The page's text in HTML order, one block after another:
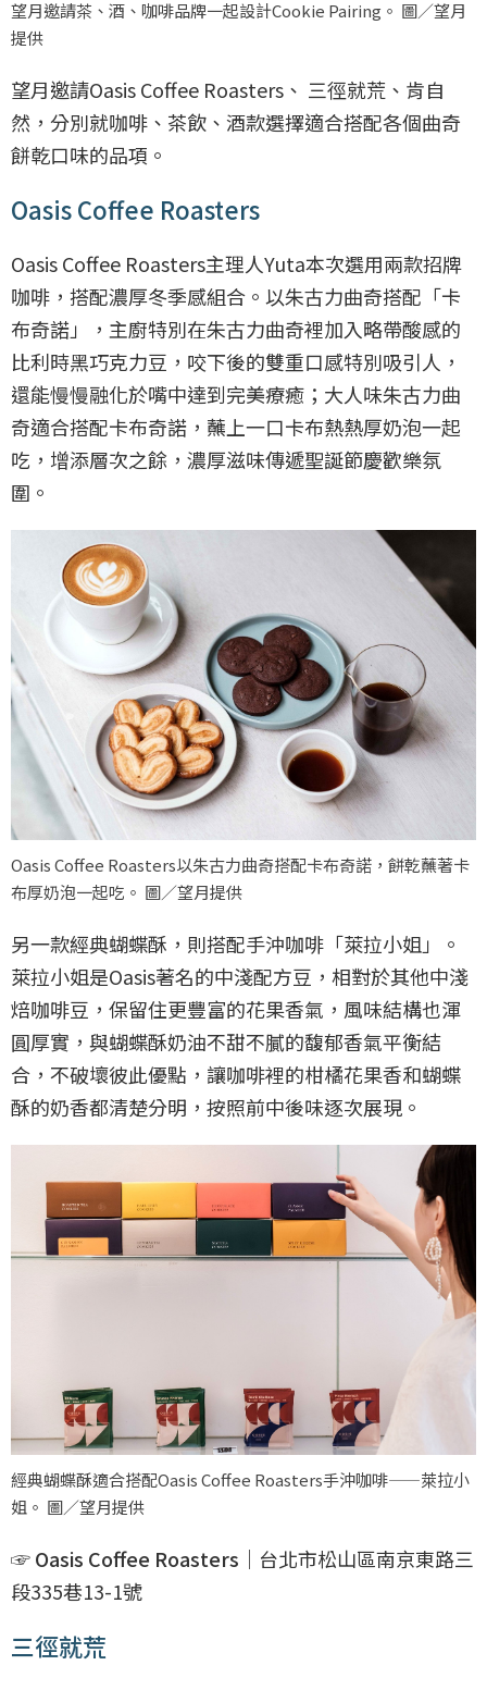
望月邀請茶、酒、咖啡品牌一起設計Cookie Pairing。 圖／望月
提供
望月邀請Oasis Coffee Roasters、 三徑就荒、肯自
然，分別就咖啡、茶飲、酒款選擇適合搭配各個曲奇
餅乾口味的品項。
Oasis Coffee Roasters
Oasis Coffee Roasters主理人Yuta本次選用兩款招牌
咖啡，搭配濃厚冬季感組合。以朱古力曲奇搭配「卡
布奇諾」，主廚特別在朱古力曲奇裡加入略帶酸感的
比利時黑巧克力豆，咬下後的雙重口感特別吸引人，
還能慢慢融化於嘴中達到完美療癒；大人味朱古力曲
奇適合搭配卡布奇諾，蘸上一口卡布熱熱厚奶泡一起
吃，增添層次之餘，濃厚滋味傳遞聖誕節慶歡樂氛
圍。
Oasis Coffee Roasters以朱古力曲奇搭配卡布奇諾，餅乾蘸著卡
布厚奶泡一起吃。 圖／望月提供
另一款經典蝴蝶酥，則搭配手沖咖啡「萊拉小姐」。
萊拉小姐是Oasis著名的中淺配方豆，相對於其他中淺
焙咖啡豆，保留住更豐富的花果香氣，風味結構也渾
圓厚實，與蝴蝶酥奶油不甜不膩的馥郁香氣平衡結
合，不破壞彼此優點，讓咖啡裡的柑橘花果香和蝴蝶
酥的奶香都清楚分明，按照前中後味逐次展現。
經典蝴蝶酥適合搭配Oasis Coffee Roasters手沖咖啡——萊拉小
姐。 圖／望月提供
☞ Oasis Coffee Roasters ｜台北市松山區南京東路三
段335巷13-1號
三徑就荒